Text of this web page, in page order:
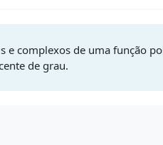
e complexos de uma função
de grau.